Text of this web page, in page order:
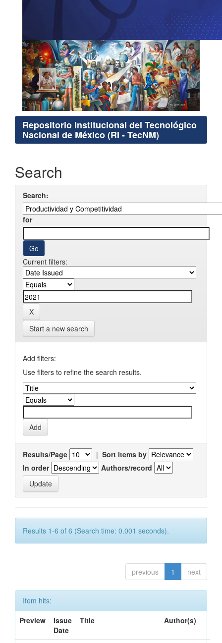
Repositorio Institucional del Tecnológico
Nacional de México (RI - TecNM)
Search
Search:
for
Current filters:
Start a new search
Add filters:
Use filters to refine the search results.
Results/Page | Sort items by
In order
Authors/record
Results 1-6 of 6 (Search time: 0.001 seconds).
previous 1 next
Item hits:
Preview
Issue
Date
Title Author(s)